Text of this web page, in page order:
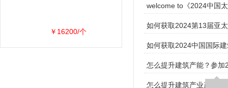
welcome to《2024中国
如何获取2024第13届亚
如何获取2024中国国际
怎么提升建筑产能？参
怎么提升建筑产业产能
￥16200/个